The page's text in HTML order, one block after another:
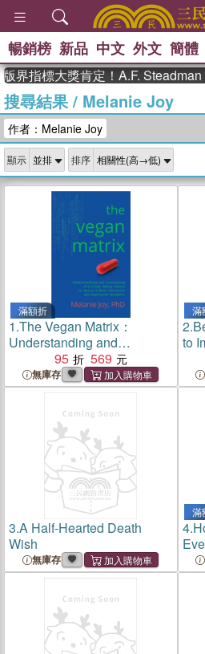
熱搜：
父親節 、
念華 、
孩：黎曼
暢銷榜 新品 中文 外文 簡體
指標大獎肯定！A.F. Steadman
搜尋結果/ Melanie Joy
作者：Melanie Joy
顯示 排序
滿額折
1.The Vegan Matrix：
Understanding and
Discussing Privilege Among
Vegans to Build a More
Inclusive and Empowered
Movement
95 569
無庫存
滿
2.
to
3.A Half-Hearted Death
Wish
無庫存
滿
4.